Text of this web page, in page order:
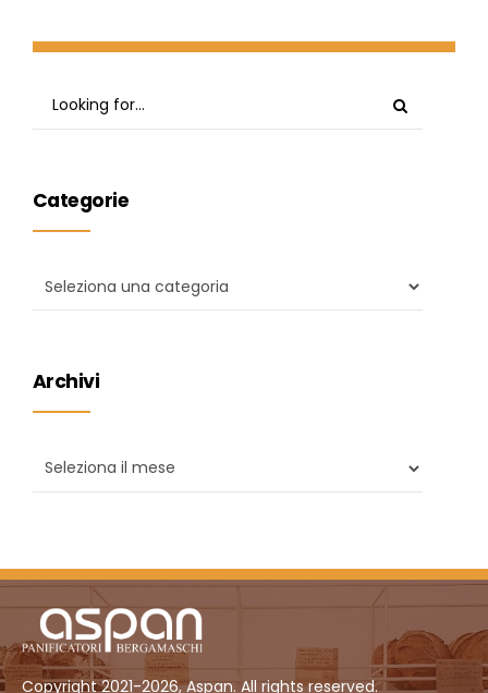
Categorie
Archivi
Copyright 2021-2026, Aspan. All rights reserved.